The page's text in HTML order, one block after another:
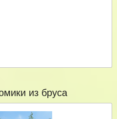
из бруса